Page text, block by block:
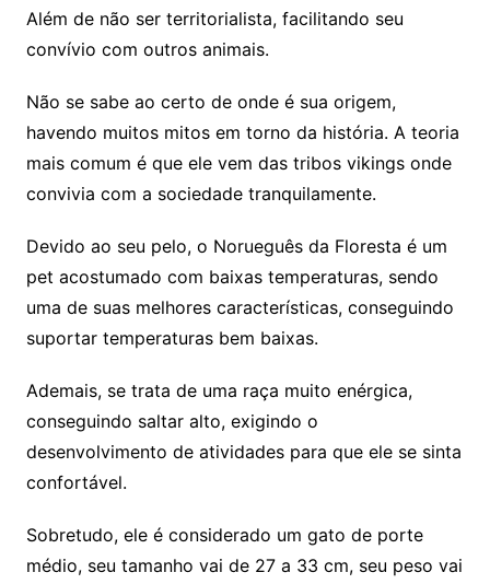
Além de não ser territorialista, facilitando seu
convívio com outros animais.
Não se sabe ao certo de onde é sua origem,
havendo muitos mitos em torno da história. A teoria
mais comum é que ele vem das tribos vikings onde
convivia com a sociedade tranquilamente.
Devido ao seu pelo, o Norueguês da Floresta é um
pet acostumado com baixas temperaturas, sendo
uma de suas melhores características, conseguindo
suportar temperaturas bem baixas.
Ademais, se trata de uma raça muito enérgica,
conseguindo saltar alto, exigindo o
desenvolvimento de atividades para que ele se sinta
confortável.
Sobretudo, ele é considerado um gato de porte
médio, seu tamanho vai de 27 a 33 cm, seu peso vai